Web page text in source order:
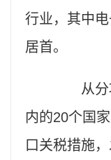
行业，其中
居首。
从分项
内的20个国
口关税措施